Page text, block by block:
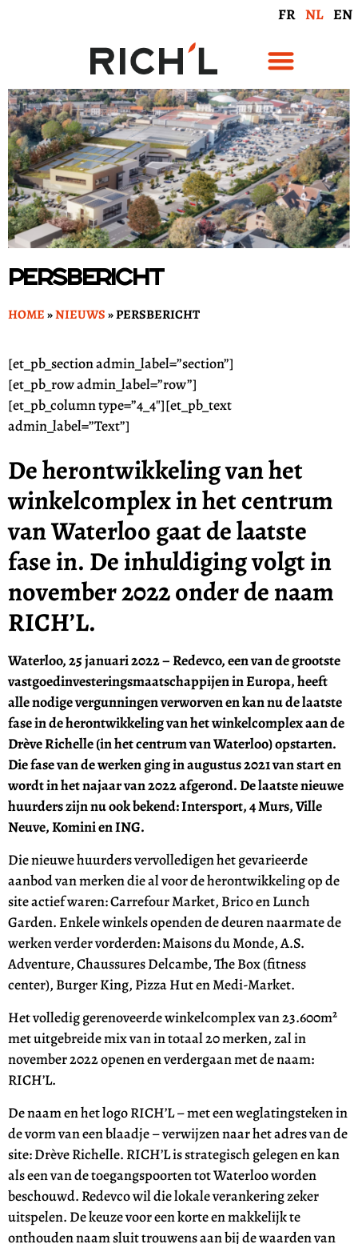
FR NL EN
Persbericht
HOME»NIEUWS»PERSBERICHT
[et_pb_section admin_label=”section”]
[et_pb_row admin_label=”row”]
[et_pb_column type=”4_4″][et_pb_text
admin_label=”Text”]
De herontwikkeling van het
winkelcomplex in het centrum
van Waterloo gaat de laatste
fase in. De inhuldiging volgt in
november 2022 onder de naam
RICH’L.
Waterloo, 25 januari 2022 – Redevco, een van de grootste
vastgoedinvesteringsmaatschappijen in Europa, heeft
alle nodige vergunningen verworven en kan nu de laatste
fase in de herontwikkeling van het winkelcomplex aan de
Drève Richelle (in het centrum van Waterloo) opstarten.
Die fase van de werken ging in augustus 2021 van start en
wordt in het najaar van 2022 afgerond. De laatste nieuwe
huurders zijn nu ook bekend: Intersport, 4 Murs, Ville
Neuve, Komini en ING.
Die nieuwe huurders vervolledigen het gevarieerde
aanbod van merken die al voor de herontwikkeling op de
site actief waren: Carrefour Market, Brico en Lunch
Garden. Enkele winkels openden de deuren naarmate de
werken verder vorderden: Maisons du Monde, A.S.
Adventure, Chaussures Delcambe, The Box (fitness
center), Burger King, Pizza Hut en Medi-Market.
Het volledig gerenoveerde winkelcomplex van 23.600m²
met uitgebreide mix van in totaal 20 merken, zal in
november 2022 openen en verdergaan met de naam:
RICH’L.
De naam en het logo RICH’L – met een weglatingsteken in
de vorm van een blaadje – verwijzen naar het adres van de
site: Drève Richelle. RICH’L is strategisch gelegen en kan
als een van de toegangspoorten tot Waterloo worden
beschouwd. Redevco wil die lokale verankering zeker
uitspelen. De keuze voor een korte en makkelijk te
onthouden naam sluit trouwens aan bij de waarden van